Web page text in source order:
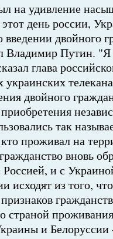
на удивление
день россии,
введении двойного
Владимир Путин.
глава
двойного
так
проживал на
вновь
и с
исходят из того,
страной
и